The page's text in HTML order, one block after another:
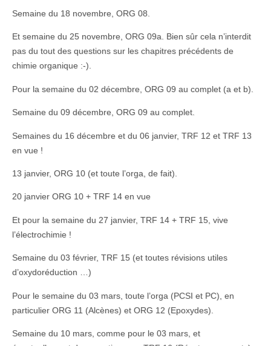
Semaine du 18 novembre, ORG 08.
Et semaine du 25 novembre, ORG 09a. Bien sûr cela n’interdit
pas du tout des questions sur les chapitres précédents de
chimie organique :-).
Pour la semaine du 02 décembre, ORG 09 au complet (a et b).
Semaine du 09 décembre, ORG 09 au complet.
Semaines du 16 décembre et du 06 janvier, TRF 12 et TRF 13
en vue !
13 janvier, ORG 10 (et toute l’orga, de fait).
20 janvier ORG 10 + TRF 14 en vue
Et pour la semaine du 27 janvier, TRF 14 + TRF 15, vive
l’électrochimie !
Semaine du 03 février, TRF 15 (et toutes révisions utiles
d’oxydoréduction …)
Pour le semaine du 03 mars, toute l’orga (PCSI et PC), en
particulier ORG 11 (Alcènes) et ORG 12 (Epoxydes).
Semaine du 10 mars, comme pour le 03 mars, et